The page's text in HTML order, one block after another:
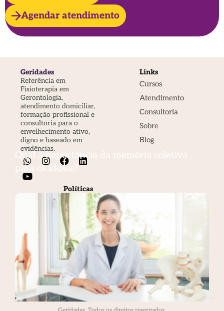
Qual a importância da memória coletiva
para os idosos?
Agendar atendimento
Geridades
Referência em
Fisioterapia em
Gerontologia,
atendimento domiciliar,
formação profissional e
consultoria para o
envelhecimento ativo,
digno e baseado em
evidências.
Links
Cursos
Atendimento
Consultoria
Sobre
Blog
Políticas
Privacidade (LGPD)
Termos de Uso
Reembolso/Cancelamento
Contato
(61) 99166-1440
geridades@gmail.com.br